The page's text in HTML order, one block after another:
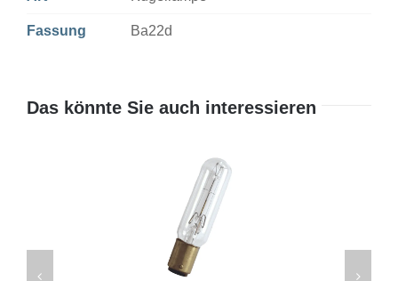
Fassung Ba22d
Das könnte Sie auch interessieren